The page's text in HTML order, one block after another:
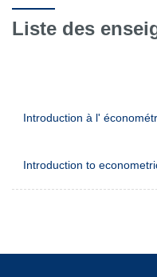
Liste des
Introduction à l'
Introduction to